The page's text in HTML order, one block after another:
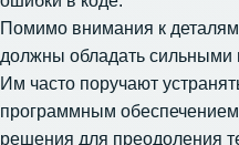
Помимо внимания к
должны обладать
Им часто поручают
программным обеспечением
решения для преодоления